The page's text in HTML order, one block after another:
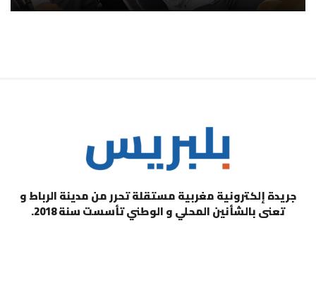
جريدة إلكترونية مغربية مستقلة تحرر من مدينة الرباط و
تعنى بالشأنين المحلي و الوطني تأسست سنة 2018.